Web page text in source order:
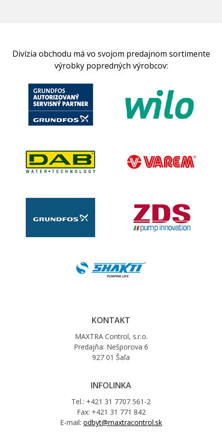
Divízia obchodu má vo svojom predajnom sortimente
výrobky popredných výrobcov:
KONTAKT
MAXTRA Control, s.r.o.
Predajňa: Nešporova 6
927 01 Šaľa
INFOLINKA
Tel.: +421 31 7707 561-2
Fax: +421 31 771 842
E-mail: odbyt@maxtracontrol.sk